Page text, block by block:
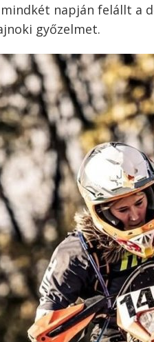
napján felállt a
győzelmet.